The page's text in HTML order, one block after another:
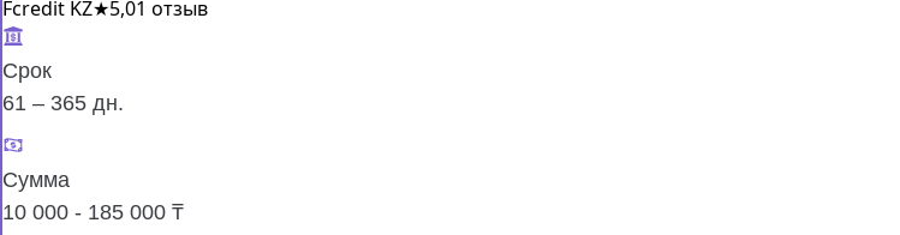
Fcredit KZ★5,01 отзыв
Срок
61 – 365 дн.
Сумма
10 000 - 185 000 ₸